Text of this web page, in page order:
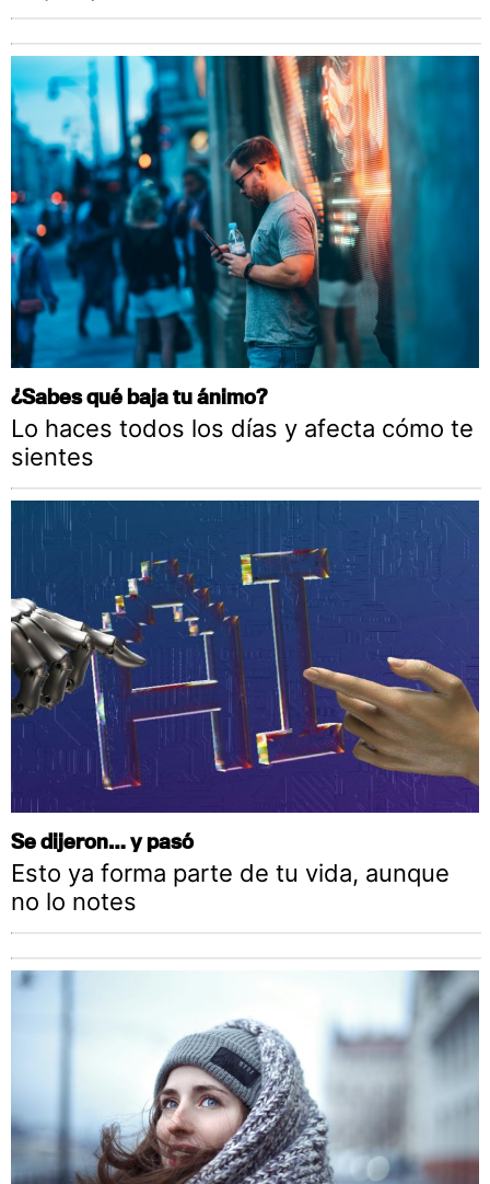
¿Sabes qué baja tu ánimo?
Lo haces todos los días y afecta cómo te
sientes
Se dijeron… y pasó
Esto ya forma parte de tu vida, aunque
no lo notes